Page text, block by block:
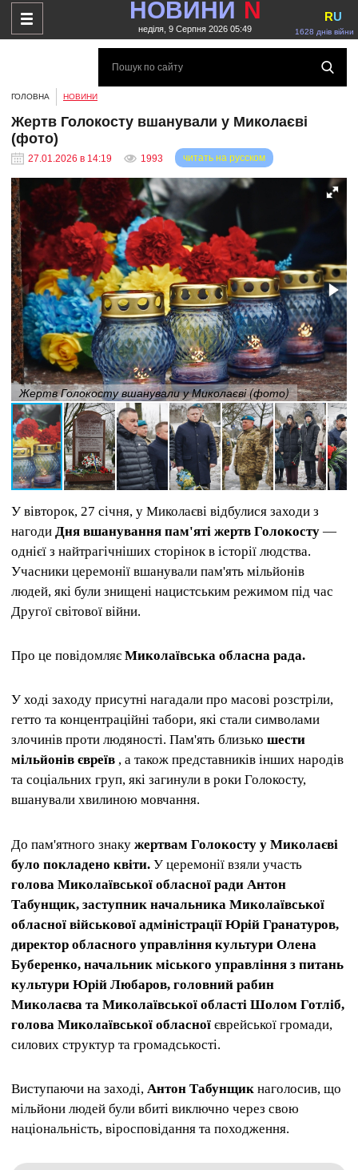
НОВИНИ N
неділя, 9 Серпня 2026 05:49 1628 днів війни
RU
ГОЛОВНА НОВИНИ
Жертв Голокосту вшанували у Миколаєві
(фото)
27.01.2026 в 14:19 1993 читать на русском
Жертв Голокосту вшанували у Миколаєві (фото)
У вівторок, 27 січня, у Миколаєві відбулися заходи з
нагоди Дня вшанування пам'яті жертв Голокосту —
однієї з найтрагічніших сторінок в історії людства.
Учасники церемонії вшанували пам'ять мільйонів
людей, які були знищені нацистським режимом під час
Другої світової війни.
Про це повідомляє Миколаївська обласна рада.
У ході заходу присутні нагадали про масові розстріли,
гетто та концентраційні табори, які стали символами
злочинів проти людяності. Пам'ять близько шести
мільйонів євреїв , а також представників інших народів
та соціальних груп, які загинули в роки Голокосту,
вшанували хвилиною мовчання.
До пам'ятного знаку жертвам Голокосту у Миколаєві
було покладено квіти. У церемонії взяли участь
голова Миколаївської обласної ради Антон
Табунщик, заступник начальника Миколаївської
обласної військової адміністрації Юрій Гранатуров,
директор обласного управління культури Олена
Буберенко, начальник міського управління з питань
культури Юрій Любаров, головний рабин
Миколаєва та Миколаївської області Шолом Готліб,
голова Миколаївської обласної єврейської громади,
силових структур та громадськості.
Виступаючи на заході, Антон Табунщик наголосив, що
мільйони людей були вбиті виключно через свою
національність, віросповідання та походження.